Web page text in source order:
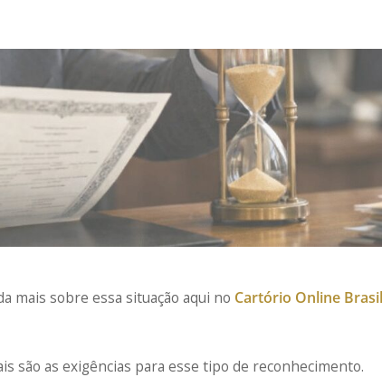
mais sobre essa situação aqui no Cartório Online
são as exigências para esse tipo de reconhecimento.